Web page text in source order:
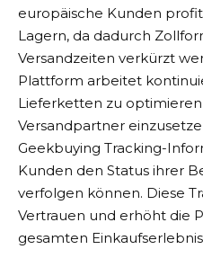
europäische Kunden
Lagern, da dadurch
Versandzeiten verkürzt
Plattform arbeitet
Lieferketten zu optimieren
Versandpartner
Geekbuying Tracking-
Kunden den Status ihrer
verfolgen können. Diese
Vertrauen und erhöht die
gesamten